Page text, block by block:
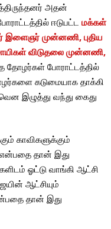
அதன்
ஈடுபட்ட மக்கள்
இளைஞர் முன்னணி, புதிய
விடுதலை முன்னணி,
தோழர்கள் போராட்டத்தில்
கடுமையாக தாக்கி
இழுத்து வந்து கைது
காவிகளுக்கும்
என்பதை தான் இது
ஓட்டு வாங்கி ஆட்சி
ஆட்சியும்
தான் இது